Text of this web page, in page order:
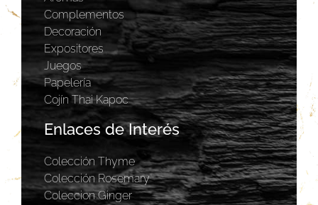
Complementos
Decoración
Expositores
Juegos
Papelería
Cojín Thai Kapoc
Enlaces de Interés
Colección Thyme
Colección Rosemary
Coleccion Ginger